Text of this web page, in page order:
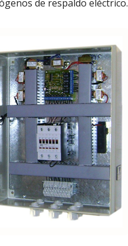
de respaldo eléctrico.